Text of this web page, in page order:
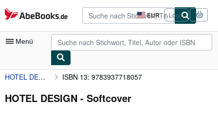
Zum Hauptinhalt
AbeBooks.de EUR
Seite
der
Einkaufseinstellungen.
Login
Menü
Nutzerkonto
Meine Bestellungen
HOTEL DESIGN ISBN 13: 9783937718057
HOTEL DESIGN - Softcover